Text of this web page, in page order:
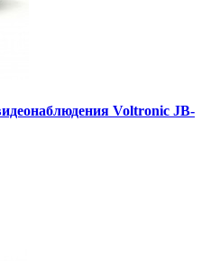
Voltronic JB-